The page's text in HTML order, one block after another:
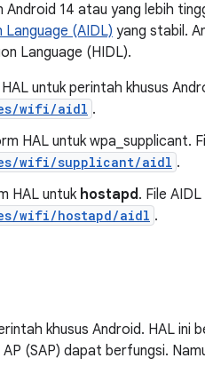
Android 14 atau yang lebih
(AIDL) yang stabil.
Language (HIDL).
untuk perintah khusus
wifi/aidl .
HAL untuk wpa_supplicant.
wifi/supplicant/aidl .
HAL untuk hostapd. File
wifi/hostapd/aidl .
khusus Android. HAL
(SAP) dapat berfungsi.